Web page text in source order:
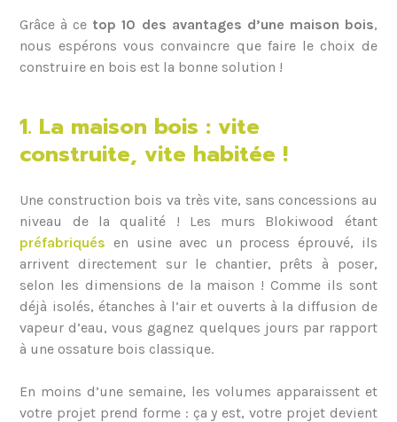
Grâce à ce top 10 des avantages d’une maison bois,
nous espérons vous convaincre que faire le choix de
construire en bois est la bonne solution !
1. La maison bois : vite
construite, vite habitée !
Une construction bois va très vite, sans concessions au
niveau de la qualité ! Les murs Blokiwood étant
préfabriqués en usine avec un process éprouvé, ils
arrivent directement sur le chantier, prêts à poser,
selon les dimensions de la maison ! Comme ils sont
déjà isolés, étanches à l’air et ouverts à la diffusion de
vapeur d’eau, vous gagnez quelques jours par rapport
à une ossature bois classique.
En moins d’une semaine, les volumes apparaissent et
votre projet prend forme : ça y est, votre projet devient